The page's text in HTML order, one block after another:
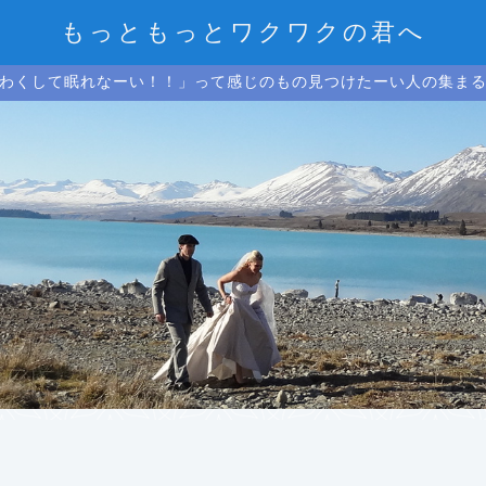
もっともっとワクワクの君へ
くして眠れなーい！！」って感じのもの見つけたーい人の集ま